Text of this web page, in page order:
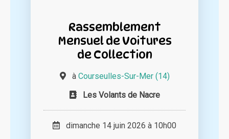
Rassemblement
Mensuel de Voitures
de Collection
à Courseulles-Sur-Mer (14)
Les Volants de Nacre
dimanche 14 juin 2026 à 10h00